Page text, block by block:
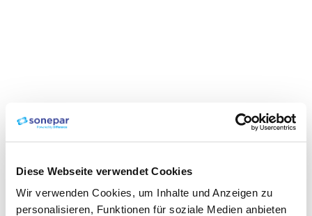
Diese Webseite verwendet Cookies
Wir verwenden Cookies, um Inhalte und Anzeigen zu
personalisieren, Funktionen für soziale Medien anbieten